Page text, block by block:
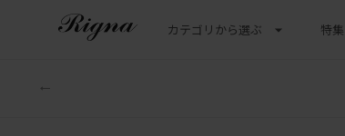
カテゴリから選ぶ 特集